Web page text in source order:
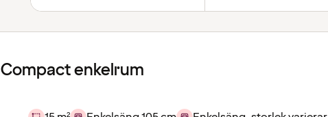
Compact enkelrum